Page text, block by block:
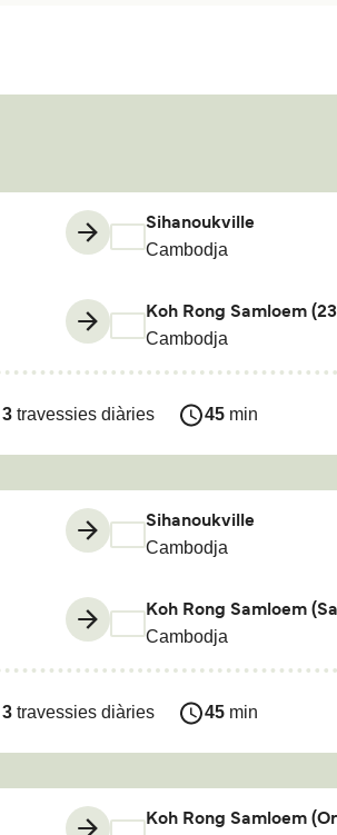
Sihanoukville
Cambodja
Koh Rong Samloem
Cambodja
3travessies diàries 45min
Sihanoukville
Cambodja
Koh Rong Samloem
Cambodja
3travessies diàries 45min
Koh Rong Samloem